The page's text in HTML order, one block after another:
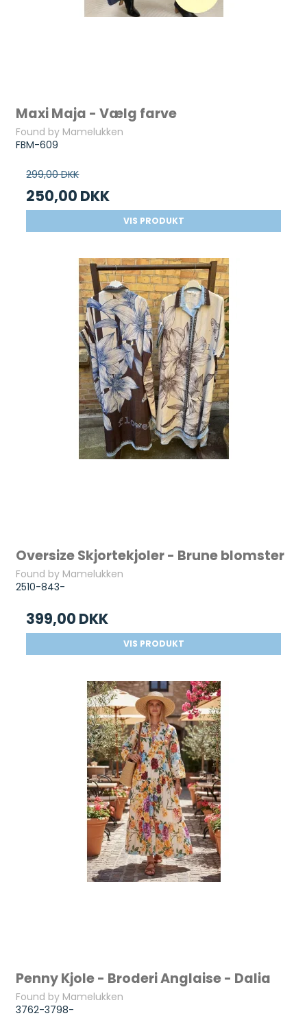
Maxi Maja - Vælg farve
Found by Mamelukken
FBM-609
299,00 DKK
250,00 DKK
VIS PRODUKT
Oversize Skjortekjoler - Brune blomster
Found by Mamelukken
2510-843-
399,00 DKK
VIS PRODUKT
Penny Kjole - Broderi Anglaise - Dalia
Found by Mamelukken
3762-3798-